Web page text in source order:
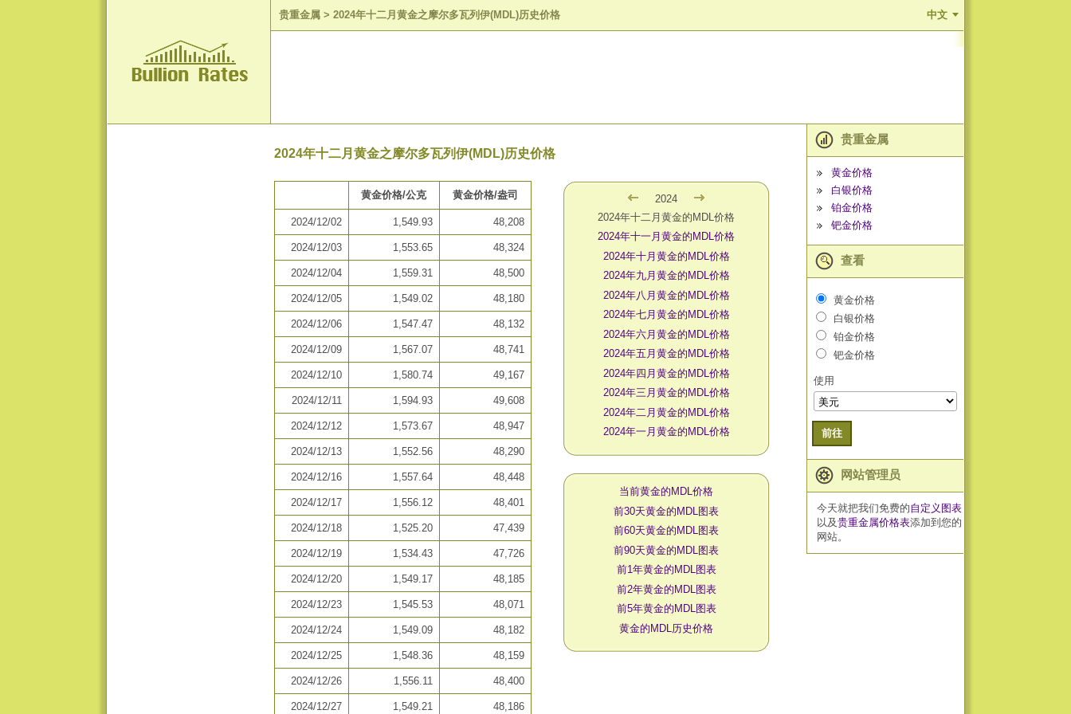
贵重金属 > 2024年十二月黄金之摩尔多瓦列伊(MDL)历史价格 中文
2024年十二月黄金之摩尔多瓦列伊(MDL)历史价格
黄金价格/公克 黄金价格/盎司
2024/12/02 1,549.93 48,208
2024/12/03 1,553.65 48,324
2024/12/04 1,559.31 48,500
2024/12/05 1,549.02 48,180
2024/12/06 1,547.47 48,132
2024/12/09 1,567.07 48,741
2024/12/10 1,580.74 49,167
2024/12/11 1,594.93 49,608
2024/12/12 1,573.67 48,947
2024/12/13 1,552.56 48,290
2024/12/16 1,557.64 48,448
2024/12/17 1,556.12 48,401
2024/12/18 1,525.20 47,439
2024/12/19 1,534.43 47,726
2024/12/20 1,549.17 48,185
2024/12/23 1,545.53 48,071
2024/12/24 1,549.09 48,182
2024/12/25 1,548.36 48,159
2024/12/26 1,556.11 48,400
2024/12/27 1,549.21 48,186
2024
2024年十二月黄金的MDL价格
2024年十一月黄金的MDL价格
2024年十月黄金的MDL价格
2024年九月黄金的MDL价格
2024年八月黄金的MDL价格
2024年七月黄金的MDL价格
2024年六月黄金的MDL价格
2024年五月黄金的MDL价格
2024年四月黄金的MDL价格
2024年三月黄金的MDL价格
2024年二月黄金的MDL价格
2024年一月黄金的MDL价格
当前黄金的MDL价格
前30天黄金的MDL图表
前60天黄金的MDL图表
前90天黄金的MDL图表
前1年黄金的MDL图表
前2年黄金的MDL图表
前5年黄金的MDL图表
黄金的MDL历史价格
贵重金属
黄金价格
白银价格
铂金价格
钯金价格
查看
黄金价格
白银价格
铂金价格
钯金价格
使用
前往
网站管理员
今天就把我们免费的自定义图表
以及贵重金属价格表添加到您的
网站。